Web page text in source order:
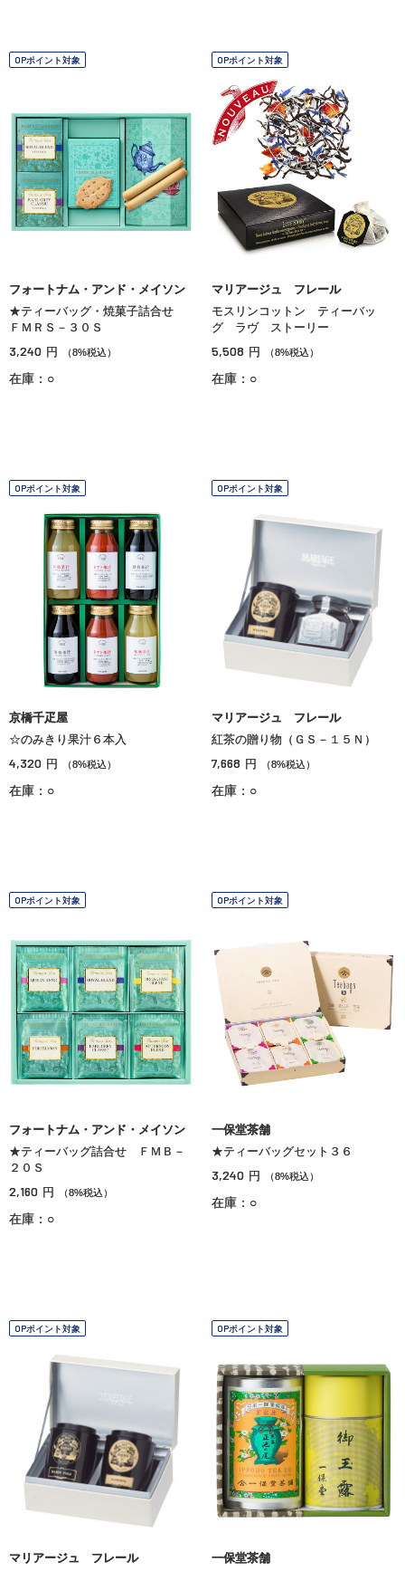
OPポイント対象
フォートナム・アンド・メイソン
★ティーバッグ・焼菓子詰合せ
ＦＭＲＳ－３０Ｓ
3,240 円 （8%税込）
在庫：○
OPポイント対象
マリアージュ フレール
モスリンコットン ティーバッ
グ ラヴ ストーリー
5,508 円 （8%税込）
在庫：○
OPポイント対象
京橋千疋屋
☆のみきり果汁６本入
4,320 円 （8%税込）
在庫：○
OPポイント対象
マリアージュ フレール
紅茶の贈り物（ＧＳ－１５Ｎ）
7,668 円 （8%税込）
在庫：○
OPポイント対象
フォートナム・アンド・メイソン
★ティーバッグ詰合せ ＦＭＢ－
２０Ｓ
2,160 円 （8%税込）
在庫：○
OPポイント対象
一保堂茶舗
★ティーバッグセット３６
3,240 円 （8%税込）
在庫：○
OPポイント対象
マリアージュ フレール
OPポイント対象
一保堂茶舗